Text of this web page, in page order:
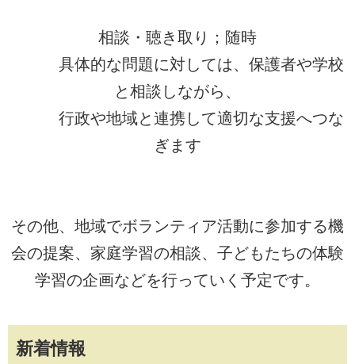
相談・聴き取り；随時
具体的な問題に対しては、保護者や学校
と相談しながら、
行政や地域と連携して適切な支援へつな
ぎます
その他、地域でボランティア活動に参加する機
会の提案、家庭学習の相談、子どもたちの体験
学習の企画などを行っていく予定です。
新着情報